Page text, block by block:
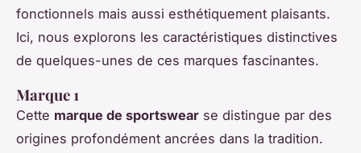
fonctionnels mais aussi esthétiquement plaisants.
Ici, nous explorons les caractéristiques distinctives
de quelques-unes de ces marques fascinantes.
Marque 1
Cette marque de sportswear se distingue par des
origines profondément ancrées dans la tradition.